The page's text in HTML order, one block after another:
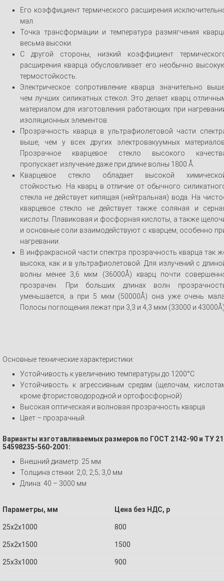
Его коэффициент термического расширения
мал.
Точка трансформации и температура размягчения
весьма высоки.
С другой стороны, низкий коэффициент
расширения кварца обусловливает его необычно
термостойкость.
Электрическое сопротивление кварца значительно
чем лучших силикатных стекол. Это делает кварц
материалом для изготовления работающих при
изоляционных элементов.
Прозрачность кварца в ультрафиолетовой части
выше, чем у всех других электровакуумных
Прозрачное кварцевое стекло высокого
пропускает излучение даже при длине волны 1800 Å.
Кварцевое стекло обладает высокой
стойкостью. На кварц в отличие от обычного
стекла не действует кипящая (нейтральная) вода. На
кварцевое стекло не действует также соляная и
кислоты. Плавиковая и фосфорная кислоты, а также
и основные соли взаимодействуют с кварцем, особенно
нагревании.
В инфракрасной части спектра прозрачность кварца так
высока, как и в ультрафиолетовой. Для излучений с
волны менее 3,6 мкм (36000Å) кварц почти
прозрачен. При больших длинах волн
уменьшается, а при 5 мкм (50000Å) она уже очень
Полосы поглощения лежат при 3,3 и 4,3 мкм (33000 и
Основные технические характеристики:
Устойчивость к увеличению температуры до 1200°С
Устойчивость к агрессивным средам (щелочам,
кроме фтористоводородной и ортофосфорной)
Высокая оптическая и волновая прозрачность кварца
Цвет – прозрачный.
Варианты изготавливаемых размеров по ГОСТ 2142-90 и ТУ
54598235-560-2001:
Внешний диаметр: 25 мм
Толщина стенки: 2,0; 2,5; 3,0 мм
Длина: 40 – 3000 мм
Параметры, мм Цена без НДС, р
25х2х1000 800
25х2х1500 1500
25х3х1000 900